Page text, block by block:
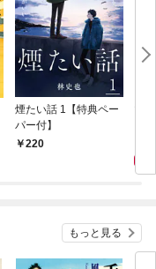
煙たい話 1【特典ペー
パー付】
220
もっと見る